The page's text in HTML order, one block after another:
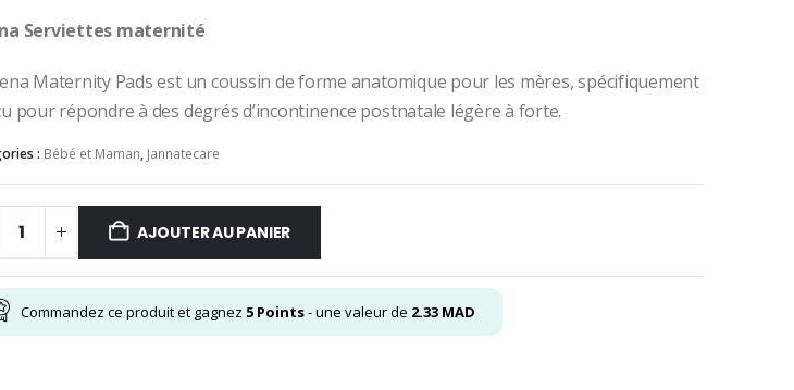
Serviettes maternité
Maternity Pads est un coussin de forme anatomique pour les mères, spécifiquement
pour répondre à des degrés d’incontinence postnatale légère à forte.
: Bébé et Maman, Jannatecare
AJOUTER AU PANIER
Commandez ce produit et gagnez 5 Points- une valeur de 2.33 MAD